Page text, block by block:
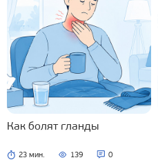
Как болят гланды
23 мин. 139 0